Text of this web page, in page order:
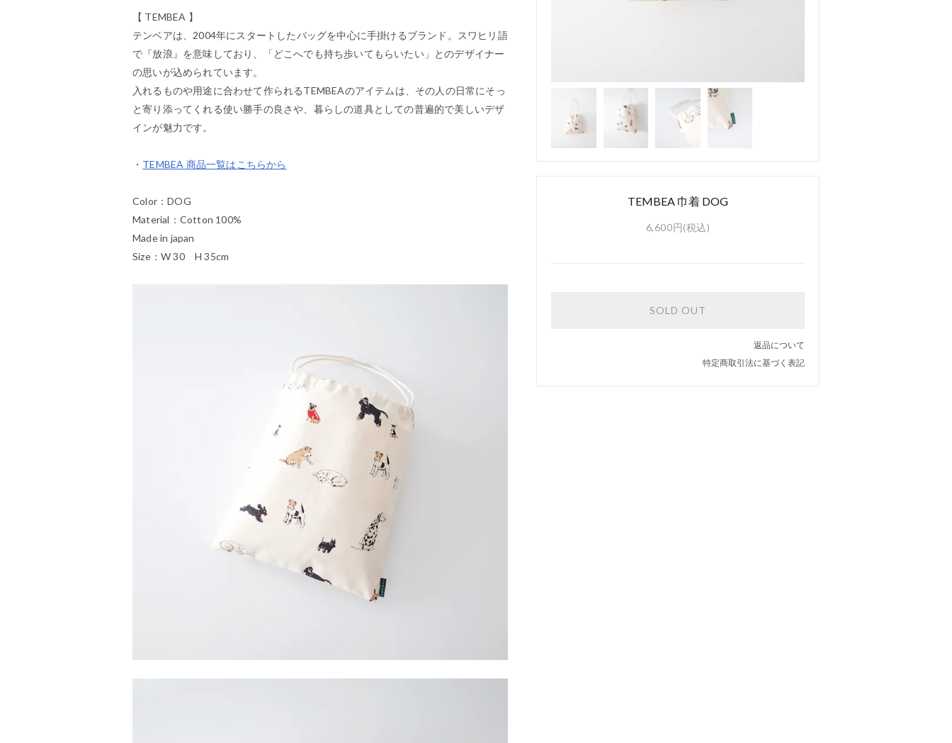
TEMBEA 巾着 DOG
6,600円(税込)
SOLD OUT
返品について
特定商取引法に基づく表記
【 TEMBEA 】
テンベアは、2004年にスタートしたバッグを中心に手掛けるブランド。スワヒリ語
で『放浪』を意味しており、「どこへでも持ち歩いてもらいたい」とのデザイナー
の思いが込められています。
入れるものや用途に合わせて作られるTEMBEAのアイテムは、その人の日常にそっ
と寄り添ってくれる使い勝手の良さや、暮らしの道具としての普遍的で美しいデザ
インが魅力です。
・ TEMBEA 商品一覧はこちらから
Color：DOG
Material：Cotton 100%
Made in japan
Size：W 30 H 35cm